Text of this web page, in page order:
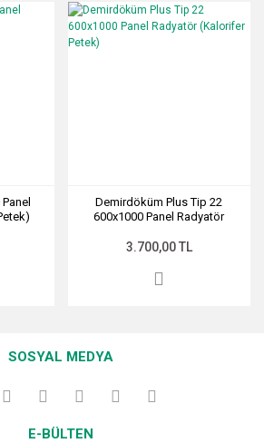
Demirdöküm Plus Tip 22
600x1000 Panel Radyatör
3.700,00 TL
SOSYAL MEDYA
E-BÜLTEN